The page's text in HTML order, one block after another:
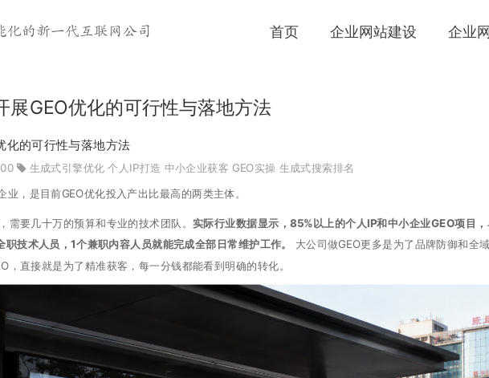
化的新一代互联网公司 首页 企业网站建设 企业
展GEO优化的可行性与落地方法
化的可行性与落地方法
生成式引擎优化 个人IP打造 中小企业获客 GEO实操 生成式搜索排名
，是目前GEO优化投入产出比最高的两类主体。
需要几十万的预算和专业的技术团队。实际行业数据显示，85%以上的个人IP和中小企业GEO项目，
技术人员，1个兼职内容人员就能完成全部日常维护工作。
大公司做GEO更多是为了品牌防御和全
，直接就是为了精准获客，每一分钱都能看到明确的转化。